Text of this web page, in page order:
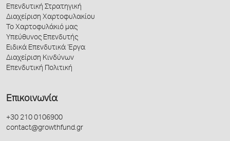
Επενδυτική Στρατηγική
Διαχείριση Χαρτοφυλακίου
Το Χαρτοφυλάκιό μας
Υπεύθυνος Επενδυτής
Ειδικά Επενδυτικά Έργα
Διαχείριση Κινδύνων
Επενδυτική Πολιτική
Επικοινωνία
+30 210 0106900
contact@growthfund.gr